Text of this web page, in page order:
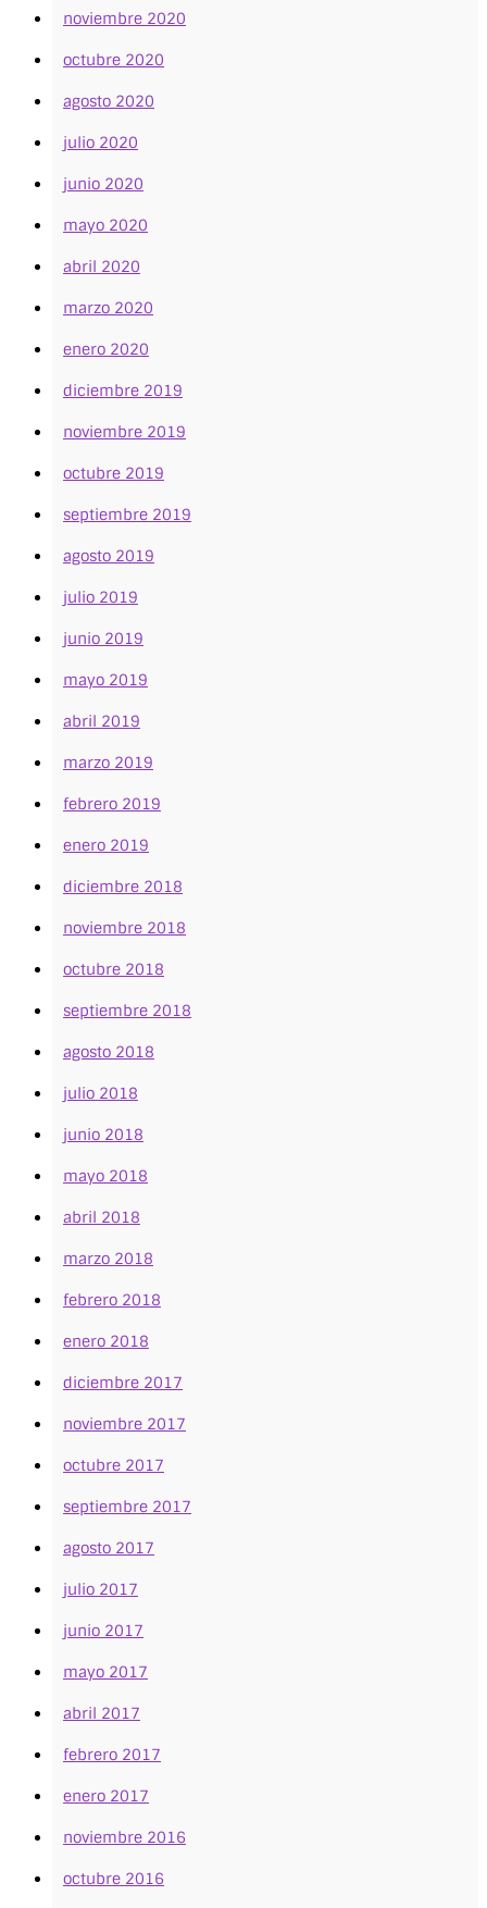
noviembre 2020
octubre 2020
agosto 2020
julio 2020
junio 2020
mayo 2020
abril 2020
marzo 2020
enero 2020
diciembre 2019
noviembre 2019
octubre 2019
septiembre 2019
agosto 2019
julio 2019
junio 2019
mayo 2019
abril 2019
marzo 2019
febrero 2019
enero 2019
diciembre 2018
noviembre 2018
octubre 2018
septiembre 2018
agosto 2018
julio 2018
junio 2018
mayo 2018
abril 2018
marzo 2018
febrero 2018
enero 2018
diciembre 2017
noviembre 2017
octubre 2017
septiembre 2017
agosto 2017
julio 2017
junio 2017
mayo 2017
abril 2017
febrero 2017
enero 2017
noviembre 2016
octubre 2016